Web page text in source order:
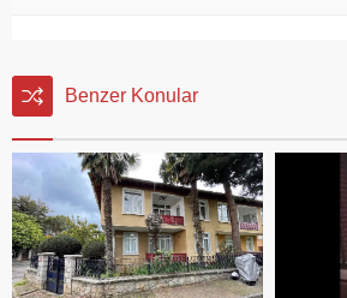
Benzer Konular